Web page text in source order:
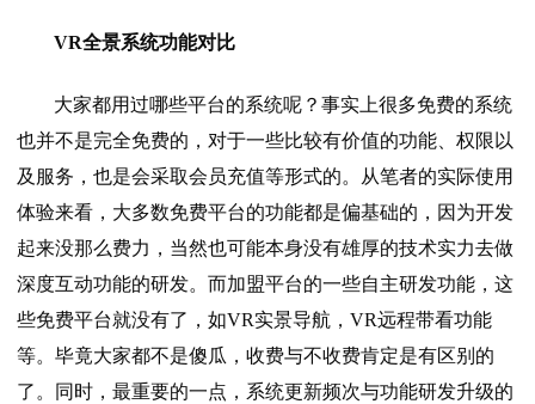
VR全景系统功能对比
大家都用过哪些平台的系统呢？事实上很多免费的系统
也并不是完全免费的，对于一些比较有价值的功能、权限以
及服务，也是会采取会员充值等形式的。从笔者的实际使用
体验来看，大多数免费平台的功能都是偏基础的，因为开发
起来没那么费力，当然也可能本身没有雄厚的技术实力去做
深度互动功能的研发。而加盟平台的一些自主研发功能，这
些免费平台就没有了，如VR实景导航，VR远程带看功能
等。毕竟大家都不是傻瓜，收费与不收费肯定是有区别的
了。同时，最重要的一点，系统更新频次与功能研发升级的